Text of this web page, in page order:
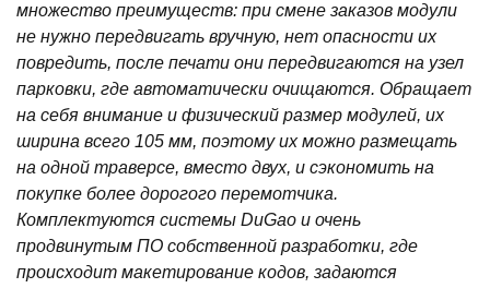
множество преимуществ: при смене заказов модули
не нужно передвигать вручную, нет опасности их
повредить, после печати они передвигаются на узел
парковки, где автоматически очищаются. Обращает
на себя внимание и физический размер модулей, их
ширина всего 105 мм, поэтому их можно размещать
на одной траверсе, вместо двух, и сэкономить на
покупке более дорогого перемотчика.
Комплектуются системы DuGao и очень
продвинутым ПО собственной разработки, где
происходит макетирование кодов, задаются